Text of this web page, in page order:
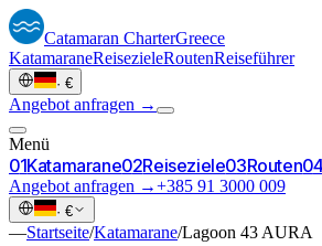
Catamaran CharterGreece
KatamaraneReisezieleRoutenReiseführer
· €
Angebot anfragen →
Menü
01Katamarane02Reiseziele03Routen04
Angebot anfragen →+385 91 3000 009
· €
—Startseite/Katamarane/Lagoon 43 AURA